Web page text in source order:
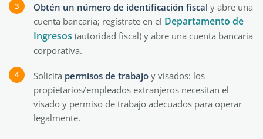
Obtén un número de identificación fiscal y abre una
cuenta bancaria; regístrate en el Departamento de
Ingresos (autoridad fiscal) y abre una cuenta bancaria
corporativa.
Solicita permisos de trabajo y visados: los
propietarios/empleados extranjeros necesitan el
visado y permiso de trabajo adecuados para operar
legalmente.